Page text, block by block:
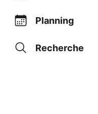
Planning
Recherche